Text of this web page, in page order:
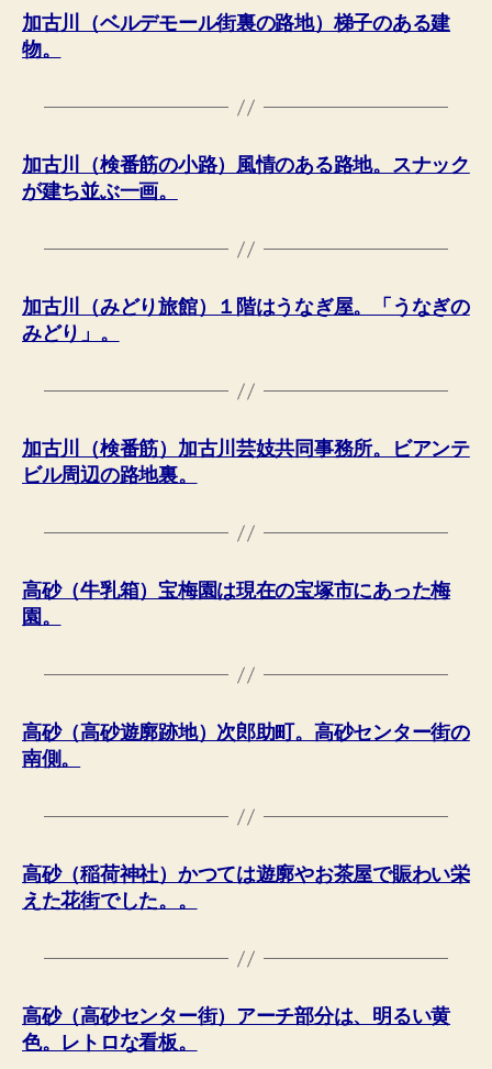
加古川（ベルデモール街裏の路地）梯子のある建
物。
加古川（検番筋の小路）風情のある路地。スナック
が建ち並ぶ一画。
加古川（みどり旅館）１階はうなぎ屋。「うなぎの
みどり」。
加古川（検番筋）加古川芸妓共同事務所。ビアンテ
ビル周辺の路地裏。
高砂（牛乳箱）宝梅園は現在の宝塚市にあった梅
園。
高砂（高砂遊廓跡地）次郎助町。高砂センター街の
南側。
高砂（稲荷神社）かつては遊廓やお茶屋で賑わい栄
えた花街でした。。
高砂（高砂センター街）アーチ部分は、明るい黄
色。レトロな看板。